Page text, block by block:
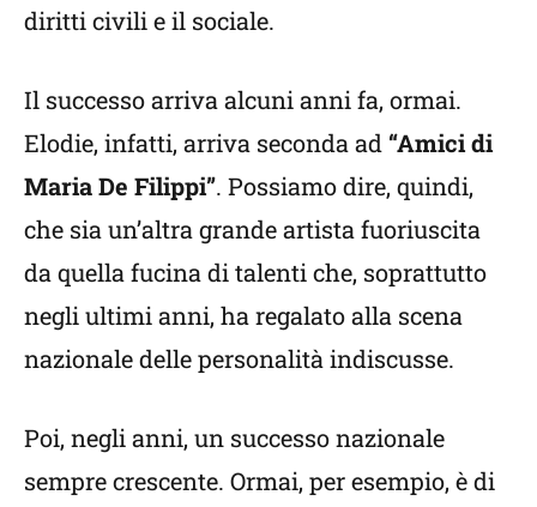
diritti civili e il sociale.
Il successo arriva alcuni anni fa, ormai.
Elodie, infatti, arriva seconda ad “Amici di
Maria De Filippi”. Possiamo dire, quindi,
che sia un’altra grande artista fuoriuscita
da quella fucina di talenti che, soprattutto
negli ultimi anni, ha regalato alla scena
nazionale delle personalità indiscusse.
Poi, negli anni, un successo nazionale
sempre crescente. Ormai, per esempio, è di